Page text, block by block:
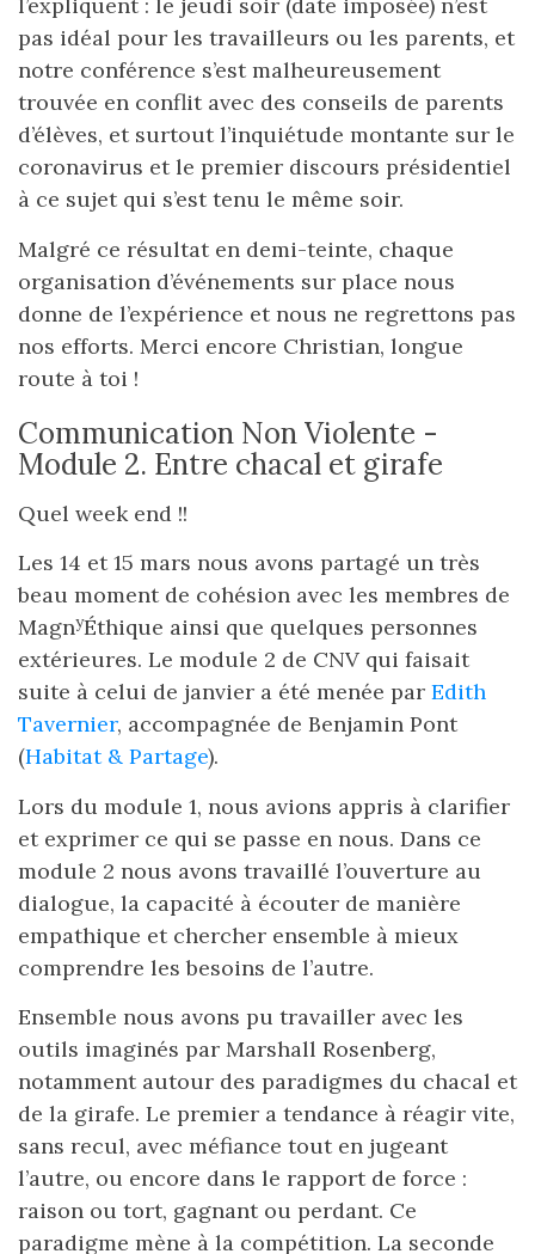
l’expliquent : le jeudi soir (date imposée) n’est
pas idéal pour les travailleurs ou les parents, et
notre conférence s’est malheureusement
trouvée en conflit avec des conseils de parents
d’élèves, et surtout l’inquiétude montante sur le
coronavirus et le premier discours présidentiel
à ce sujet qui s’est tenu le même soir.
Malgré ce résultat en demi-teinte, chaque
organisation d’événements sur place nous
donne de l’expérience et nous ne regrettons pas
nos efforts. Merci encore Christian, longue
route à toi !
Communication Non Violente -
Module 2. Entre chacal et girafe
Quel week end !!
Les 14 et 15 mars nous avons partagé un très
beau moment de cohésion avec les membres de
MagnyÉthique ainsi que quelques personnes
extérieures. Le module 2 de CNV qui faisait
suite à celui de janvier a été menée par Edith
Tavernier, accompagnée de Benjamin Pont
(Habitat & Partage).
Lors du module 1, nous avions appris à clarifier
et exprimer ce qui se passe en nous. Dans ce
module 2 nous avons travaillé l’ouverture au
dialogue, la capacité à écouter de manière
empathique et chercher ensemble à mieux
comprendre les besoins de l’autre.
Ensemble nous avons pu travailler avec les
outils imaginés par Marshall Rosenberg,
notamment autour des paradigmes du chacal et
de la girafe. Le premier a tendance à réagir vite,
sans recul, avec méfiance tout en jugeant
l’autre, ou encore dans le rapport de force :
raison ou tort, gagnant ou perdant. Ce
paradigme mène à la compétition. La seconde